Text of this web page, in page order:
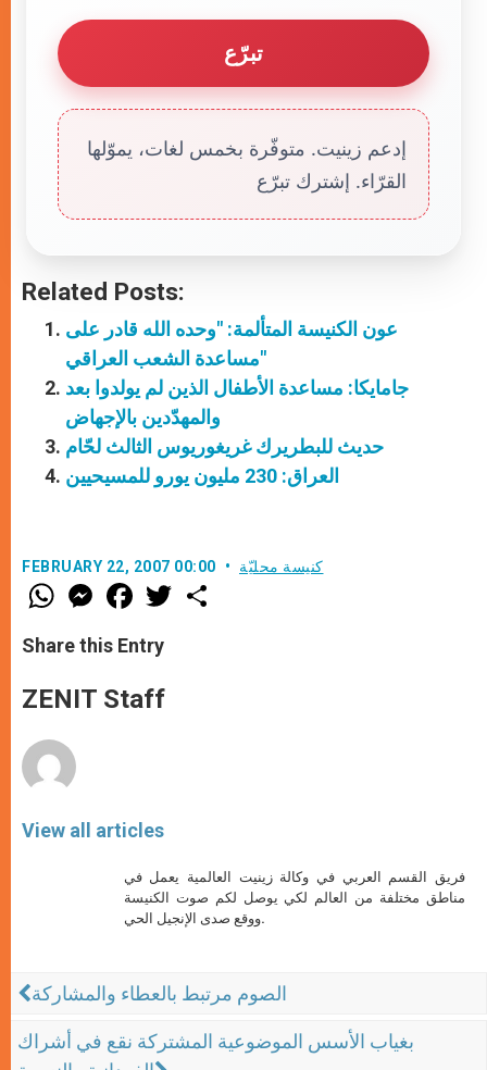
تبرّع
إدعم زينيت. متوفّرة بخمس لغات، يموّلها
القرّاء. إشترك تبرّع
Related Posts:
عون الكنيسة المتألمة: "وحده الله قادر على
مساعدة الشعب العراقي"
جامايكا: مساعدة الأطفال الذين لم يولدوا بعد
والمهدّدين بالإجهاض
حديث للبطريرك غريغوريوس الثالث لحّام
العراق: 230 مليون يورو للمسيحيين
FEBRUARY 22, 2007 00:00 كنيسة محليّة
W
h
t
s
p
p
M
e
s
e
g
e
F
a
e
b
o
k
w
Share this Entry
ZENIT Staff
View all articles
فريق القسم العربي في وكالة زينيت العالمية يعمل في
مناطق مختلفة من العالم لكي يوصل لكم صوت الكنيسة
ووقع صدى الإنجيل الحي.
الصوم مرتبط بالعطاء والمشاركة
بغياب الأسس الموضوعية المشتركة نقع في أشراك